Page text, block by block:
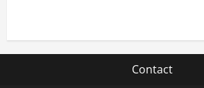
Contact